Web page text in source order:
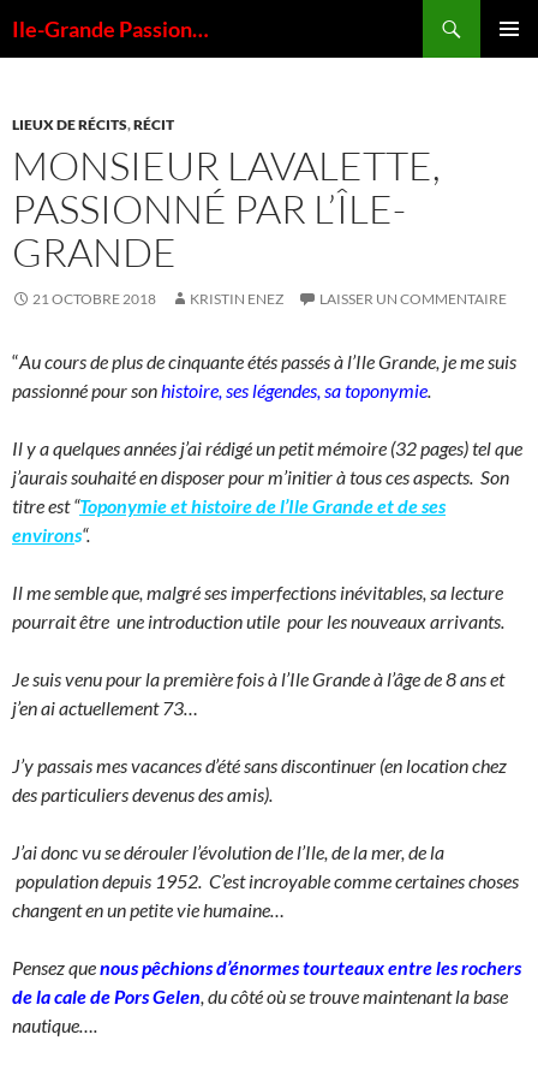
auIle-Grande Passion…
LIEUX DE RÉCITS,RÉCIT
MONSIEUR LAVALETTE,
PASSIONNÉ PAR L’ÎLE-
GRANDE
21 OCTOBRE 2018 KRISTIN ENEZ LAISSER UN COMMENTAIRE
“Au cours de plus de cinquante étés passés à l’Ile Grande, je me suis
passionné pour sonhistoire, ses légendes, sa toponymie.
Il y a quelques années j’ai rédigé un petit mémoire (32 pages) tel que
j’aurais souhaité en disposer pour m’initier à tous ces aspects. Son
titre est “Toponymie et histoire de l’Ile Grande et de ses
environs“.
Il me semble que, malgré ses imperfections inévitables, sa lecture
pourrait être une introduction utile pour les nouveaux arrivants.
Je suis venu pour la première fois à l’Ile Grande à l’âge de 8 ans et
j’en ai actuellement 73…
J’y passais mes vacances d’été sans discontinuer (en location chez
des particuliers devenus des amis).
J’ai donc vu se dérouler l’évolution de l’Ile, de la mer, de la
population depuis 1952. C’est incroyable comme certaines choses
changent en un petite vie humaine…
Pensez quenous pêchions d’énormes tourteaux entre les rochers
de la cale de Pors Gelen, du côté où se trouve maintenant la base
nautique….